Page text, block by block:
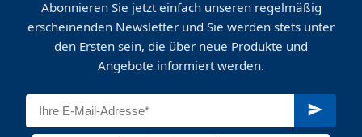
Abonnieren Sie jetzt einfach unseren regelmäßig
erscheinenden Newsletter und Sie werden stets unter
den Ersten sein, die über neue Produkte und
Angebote informiert werden.